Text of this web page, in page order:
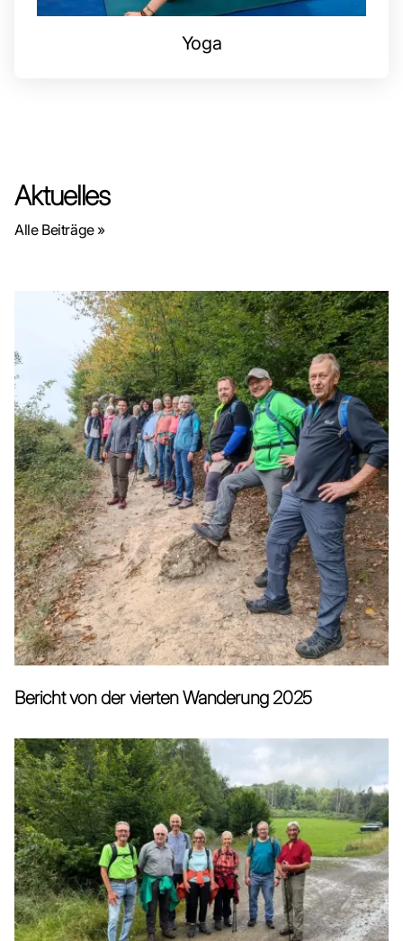
Yoga
Aktuelles
Alle Beiträge »
Bericht von der vierten Wanderung 2025